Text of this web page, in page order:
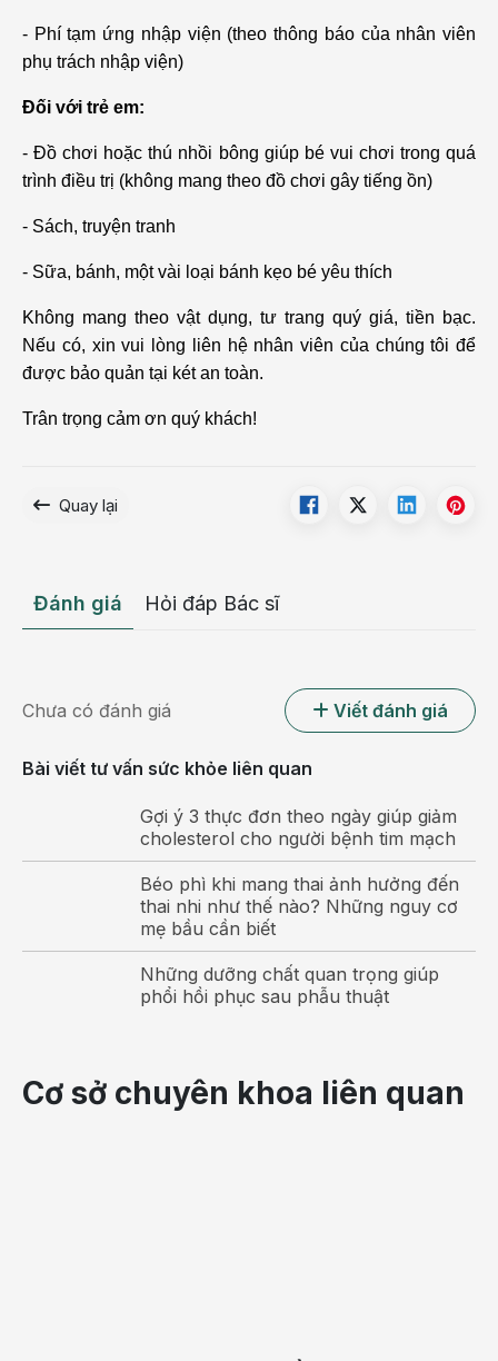
- Phí tạm ứng nhập viện (theo thông báo của nhân viên
phụ trách nhập viện)
Đối với trẻ em:
- Đồ chơi hoặc thú nhồi bông giúp bé vui chơi trong quá
trình điều trị (không mang theo đồ chơi gây tiếng ồn)
- Sách, truyện tranh
- Sữa, bánh, một vài loại bánh kẹo bé yêu thích
Không mang theo vật dụng, tư trang quý giá, tiền bạc.
Nếu có, xin vui lòng liên hệ nhân viên của chúng tôi để
được bảo quản tại két an toàn.
Trân trọng cảm ơn quý khách!
Quay lại
Đánh giá Hỏi đáp Bác sĩ
Chưa có đánh giá Viết đánh giá
Bài viết tư vấn sức khỏe liên quan
Gợi ý 3 thực đơn theo ngày giúp giảm
cholesterol cho người bệnh tim mạch
Béo phì khi mang thai ảnh hưởng đến
thai nhi như thế nào? Những nguy cơ
mẹ bầu cần biết
Những dưỡng chất quan trọng giúp
phổi hồi phục sau phẫu thuật
Cơ sở chuyên khoa liên quan